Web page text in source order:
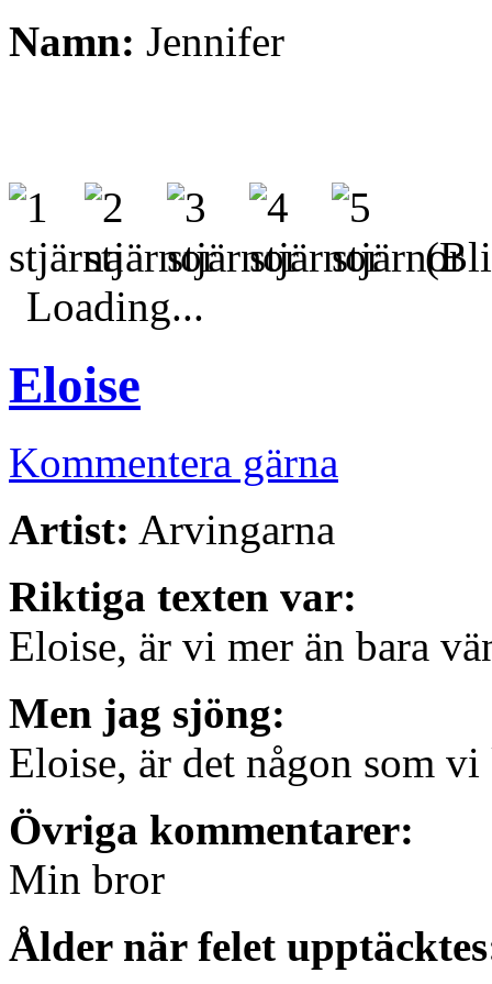
Namn: Jennifer
(Bli
Loading...
Eloise
Kommentera gärna
Artist: Arvingarna
Riktiga texten var:
Eloise, är vi mer än bara
Men jag sjöng:
Eloise, är det någon som vi
Övriga kommentarer:
Min bror
Ålder när felet